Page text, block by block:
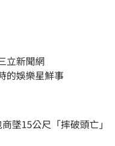
立新聞網
的娛樂星鮮事
墜15公尺「摔破頭亡」